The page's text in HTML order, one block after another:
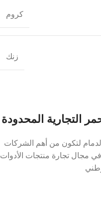
كروم
زنك
التجارية المحدودة
لتكون من أهم الشركات
في مجال تجارة منتجات الأدوات